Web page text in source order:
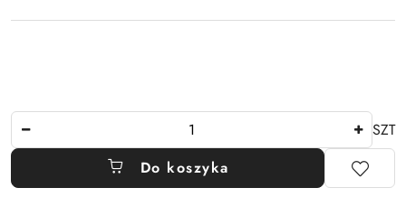
SZT
Do koszyka